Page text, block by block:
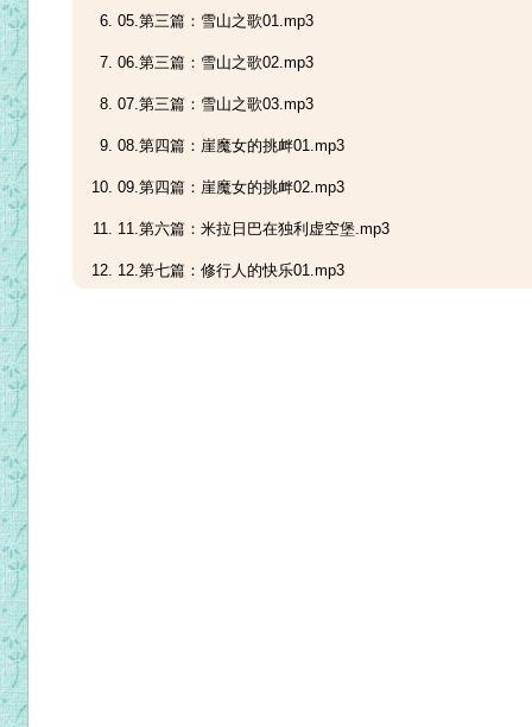
05.第三篇：雪山之歌01.mp3
06.第三篇：雪山之歌02.mp3
07.第三篇：雪山之歌03.mp3
08.第四篇：崖魔女的挑衅01.mp3
09.第四篇：崖魔女的挑衅02.mp3
11.第六篇：米拉日巴在独利虚空堡.mp3
12.第七篇：修行人的快乐01.mp3